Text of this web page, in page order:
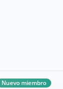
Nuevo miembro